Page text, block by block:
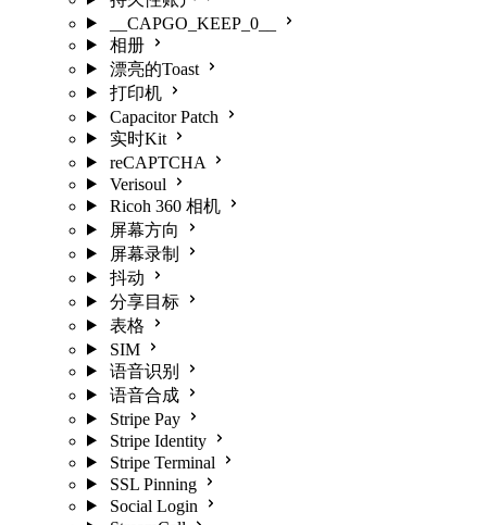
__CAPGO_KEEP_0__
相册
漂亮的Toast
打印机
Capacitor Patch
实时Kit
reCAPTCHA
Verisoul
Ricoh 360 相机
屏幕方向
屏幕录制
抖动
分享目标
表格
SIM
语音识别
语音合成
Stripe Pay
Stripe Identity
Stripe Terminal
SSL Pinning
Social Login